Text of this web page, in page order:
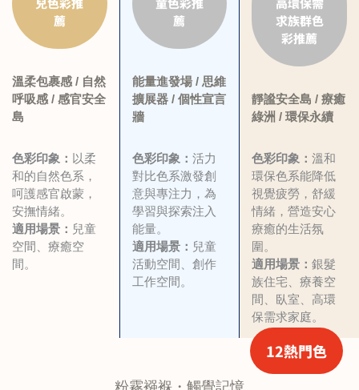
薦
溫柔包裹感 / 自然
呼吸感 / 感官安全
島
色彩印象： 以柔
和的自然色系，
呵護感官啟蒙，
安撫情緒。
適用場景： 兒童
空間、療癒空
間。
薦
能量進發場 / 思維
擴展器 / 個性宣言
牆
色彩印象： 活力
對比色系激發創
意與專注力，為
學習與探索注入
能量。
適用場景： 兒童
活動空間、創作
工作空間。
求族群色
彩推薦
靜謐安全島 / 療癒
綠洲 / 環保永續
色彩印象：溫和
環保色系能降低
視覺疲勞，舒緩
情緒，營造安心
療癒的生活氛
圍。
適用場景：銀髮
族住宅、療養空
間、臥室、高環
保需求家庭。
貝殼白
Scalloped Pearl
NN1507-4
奶咖
Milk-Coffee
NN0020-4
NN2480-2
備註：
立邦兒童漆小羊皮效果漆可調配夢幻千色全部1988顏色
立邦植萃護敏抗病毒兒童漆可調配備註*的色號
立邦抗病毒淨味兒童漆及立邦淨味兒童漆可調配夢幻千色中最尾數
字為「-4」的色號
本網頁所顯示的顏色或會因個別顯示器之不同設定而有差別，一切
12熱門色